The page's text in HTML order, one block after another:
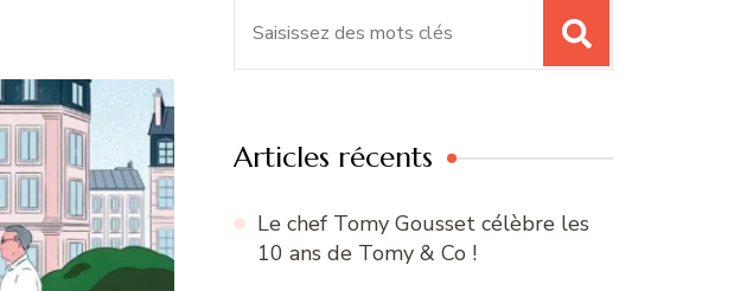
Articles récents
Le chef Tomy Gousset célèbre les
10 ans de Tomy & Co !